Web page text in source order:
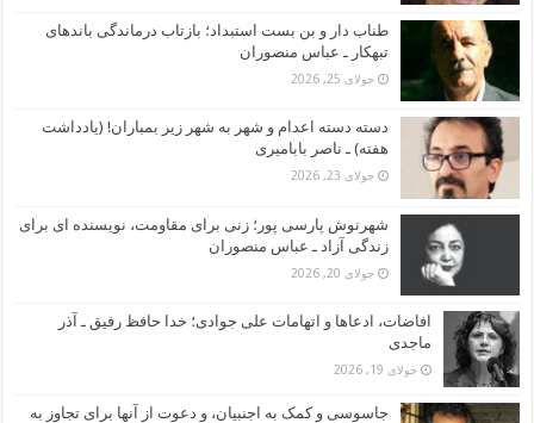
طناب دار و بن بست استبداد؛ بازتاب درماندگی باندهای
تبهکار ـ عباس منصوران
جولای 25, 2026
دسته دسته اعدام و شهر به شهر زیر بمباران! (یادداشت
هفته) ـ ناصر بابامیری
جولای 23, 2026
شهرنوش پارسی پور؛ زنی برای مقاومت، نویسنده ای برای
زندگی آزاد ـ عباس منصوران
جولای 20, 2026
افاضات، ادعاها و اتهامات علی جوادی؛ خدا حافظ رفیق ـ آذر
ماجدی
جولای 19, 2026
جاسوسی و کمک به اجنبیان، و دعوت از آنها برای تجاوز به